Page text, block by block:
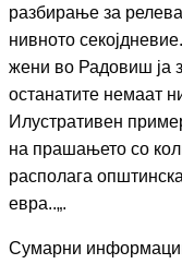
разбирање за
нивното
жени во Радовиш ја
останатите немаат
Илустративен
на прашањето со
располага
евра..„.
Сумарни